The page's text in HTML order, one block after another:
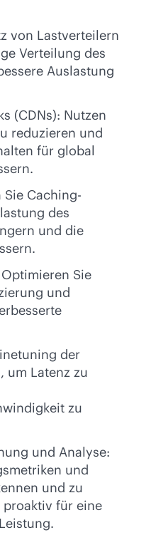
von Lastverteilern
Verteilung des
Auslastung
(CDNs): Nutzen
reduzieren und
für global
Caching-
des
und die
Sie
und
der
um Latenz zu
zu
und Analyse:
und
und zu
proaktiv für eine